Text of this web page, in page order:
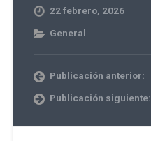
22 febrero, 2026
General
Publicación anterior:
Publicación siguiente: